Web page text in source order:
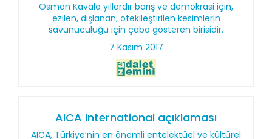
Osman Kavala yıllardır barış ve demokrasi için,
ezilen, dışlanan, ötekileştirilen kesimlerin
savunuculuğu için çaba gösteren birisidir.
7 Kasım 2017
AICA International açıklaması
AICA, Türkiye’nin en önemli entelektüel ve kültürel